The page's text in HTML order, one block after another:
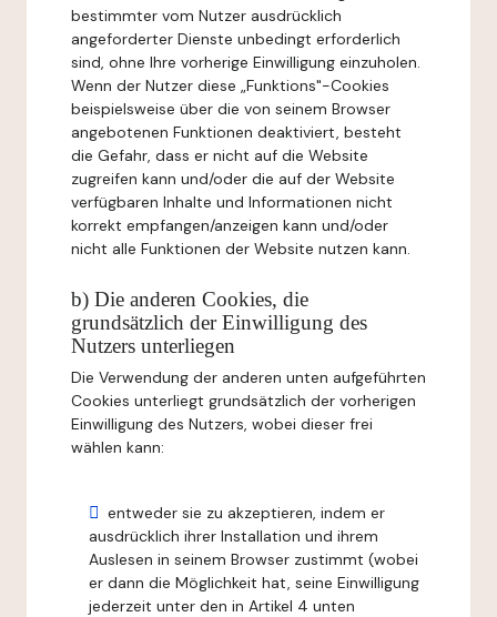
bestimmter vom Nutzer ausdrücklich
angeforderter Dienste unbedingt erforderlich
sind, ohne Ihre vorherige Einwilligung einzuholen.
Wenn der Nutzer diese „Funktions"-Cookies
beispielsweise über die von seinem Browser
angebotenen Funktionen deaktiviert, besteht
die Gefahr, dass er nicht auf die Website
zugreifen kann und/oder die auf der Website
verfügbaren Inhalte und Informationen nicht
korrekt empfangen/anzeigen kann und/oder
nicht alle Funktionen der Website nutzen kann.
b) Die anderen Cookies, die
grundsätzlich der Einwilligung des
Nutzers unterliegen
Die Verwendung der anderen unten aufgeführten
Cookies unterliegt grundsätzlich der vorherigen
Einwilligung des Nutzers, wobei dieser frei
wählen kann:
entweder sie zu akzeptieren, indem er
ausdrücklich ihrer Installation und ihrem
Auslesen in seinem Browser zustimmt (wobei
er dann die Möglichkeit hat, seine Einwilligung
jederzeit unter den in Artikel 4 unten